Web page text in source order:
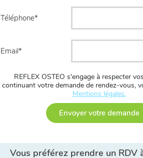
Téléphone
Email
REFLEX OSTEO s'engage à respecter
continuant votre demande de rendez-vous,
Mentions légales.
Envoyer votre demande
Vous préférez prendre un RDV